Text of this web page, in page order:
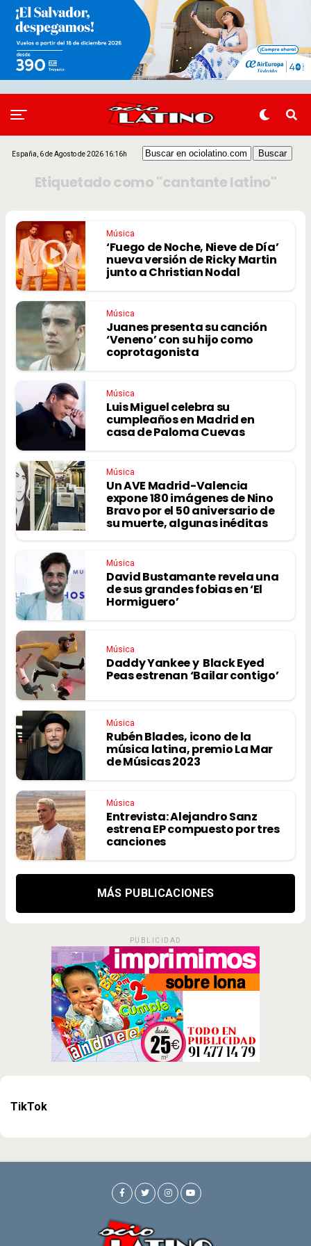
España, 6 de Agosto de 2026 16:16h
Etiquetado como "cantante latino"
Música
‘Fuego de Noche, Nieve de Día’
nueva versión de Ricky Martin
junto a Christian Nodal
Música
Juanes presenta su canción
‘Veneno’ con su hijo como
coprotagonista
Música
Luis Miguel celebra su
cumpleaños en Madrid en
casa de Paloma Cuevas
Música
Un AVE Madrid-Valencia
expone 180 imágenes de Nino
Bravo por el 50 aniversario de
su muerte, algunas inéditas
Música
David Bustamante revela una
de sus grandes fobias en ‘El
Hormiguero’
Música
Daddy Yankee y Black Eyed
Peas estrenan ‘Bailar contigo’
Música
Rubén Blades, icono de la
música latina, premio La Mar
de Músicas 2023
Música
Entrevista: Alejandro Sanz
estrena EP compuesto por tres
canciones
MÁS PUBLICACIONES
PUBLICIDAD
TikTok